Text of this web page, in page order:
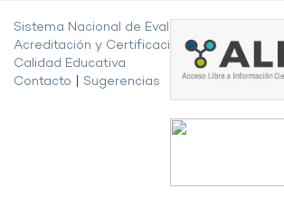
Sistema Nacional de Evaluación,
Acreditación y Certificación de la
Calidad Educativa
Contacto
Sugerencias